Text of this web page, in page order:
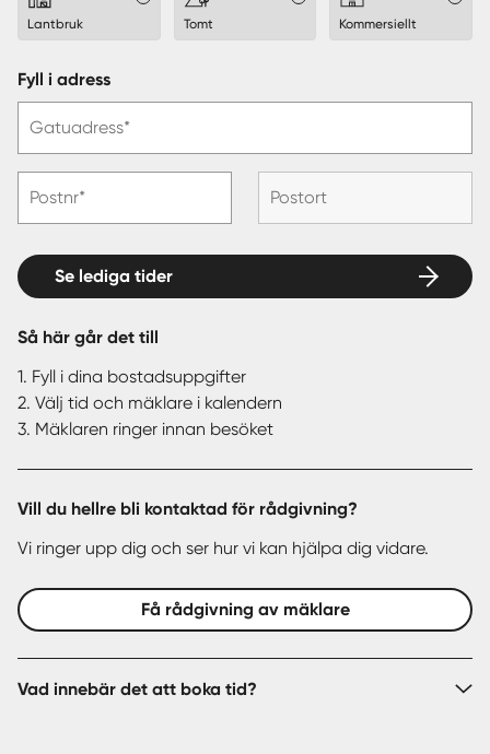
Lantbruk Tomt Kommersiellt
Fyll i adress
Gatuadress*
Postnr* Postort
Se lediga tider
Så här går det till
1. Fyll i dina bostadsuppgifter
2. Välj tid och mäklare i kalendern
3. Mäklaren ringer innan besöket
Vill du hellre bli kontaktad för rådgivning?
Vi ringer upp dig och ser hur vi kan hjälpa dig vidare.
Få rådgivning av mäklare
Vad innebär det att boka tid?